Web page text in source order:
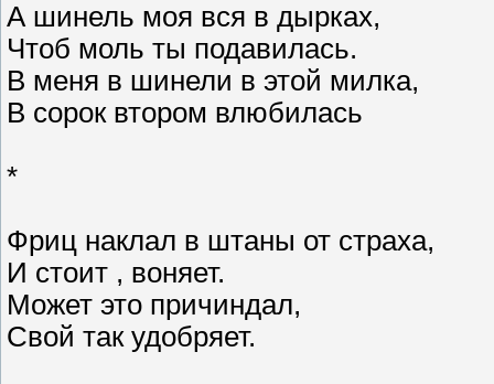
А шинель моя вся в дырках,
Чтоб моль ты подавилась.
В меня в шинели в этой милка,
В сорок втором влюбилась
*
Фриц наклал в штаны от страха,
И стоит , воняет.
Может это причиндал,
Свой так удобряет.